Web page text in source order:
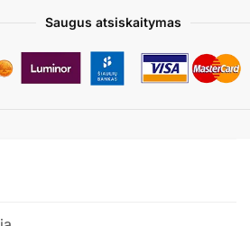
Saugus atsiskaitymas